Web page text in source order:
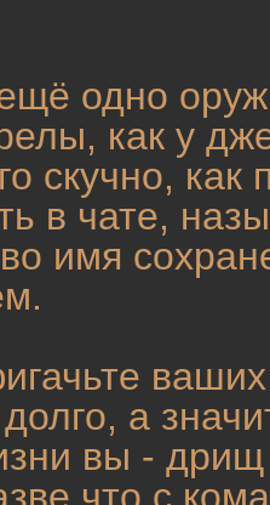
одно
как у
скучно,
в чате,
имя
ваших
а
вы -